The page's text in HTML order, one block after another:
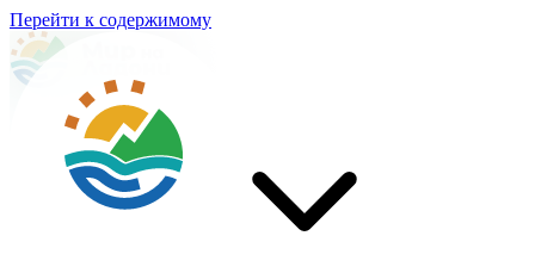
Перейти к содержимому